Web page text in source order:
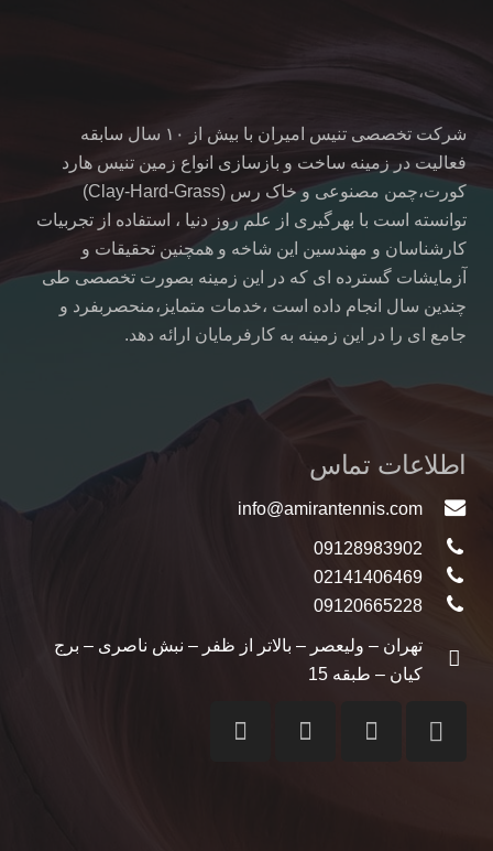
شرکت تخصصی تنیس امیران با بیش از ۱۰ سال سابقه
فعالیت در زمینه ساخت و بازسازی انواع زمین تنیس هارد
کورت،چمن مصنوعی و خاک رس (Clay-Hard-Grass)
توانسته است با بهرگیری از علم روز دنیا ، استفاده از تجربیات
کارشناسان و مهندسین این شاخه و همچنین تحقیقات و
آزمایشات گسترده ای که در این زمینه بصورت تخصصی طی
چندین سال انجام داده است ،خدمات متمایز،منحصربفرد و
جامع ای را در این زمینه به کارفرمایان ارائه دهد.
اطلاعات تماس
info@amirantennis.com
09128983902
02141406469
09120665228
تهران – ولیعصر – بالاتر از ظفر – نبش ناصری – برج
کیان – طبقه 15